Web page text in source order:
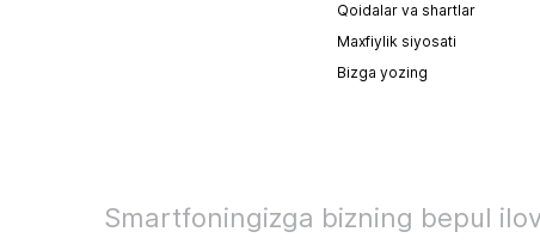
Qoidalar va shartlar
Maxfiylik siyosati
Bizga yozing
Smartfoningizga bizning bepul